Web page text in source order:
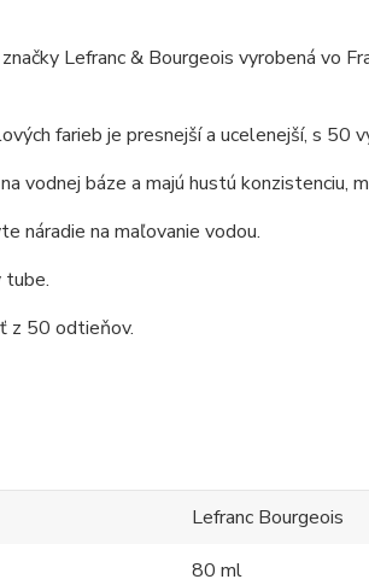
Lefranc & Bourgeois vyrobená vo
farieb je presnejší a ucelenejší, s 50
vodnej báze a majú hustú konzistenciu,
náradie na maľovanie vodou.
tube.
z 50 odtieňov.
Lefranc Bourgeois
80 ml